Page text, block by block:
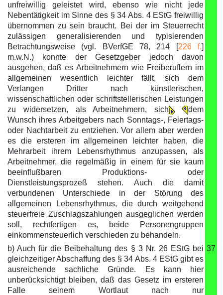
unfreiwillig geleistet wird, ebenso wie nicht jede
Nebentätigkeit im Sinne des § 34 Abs. 4 EStG freiwillig
übernommen zu sein braucht. Bei der im Steuerrecht
zulässigen generalisierenden und typisierenden
Betrachtungsweise (vgl. BVerfGE 78, 214 [226 f.]
m.w.N.) konnte der Gesetzgeber jedoch davon
ausgehen, daß es Arbeitnehmern wie Freiberuflern im
allgemeinen wesentlich leichter fällt, sich dem
Verlangen Dritter nach künstlerischen,
wissenschaftlichen oder schriftstellerischen Leistungen
zu widersetzen, als Arbeitnehmern, sich
dem
Wunsch ihres Arbeitgebers nach Sonntags-, Feiertags-
oder Nachtarbeit zu entziehen. Vor allem aber werden
es die ersteren im allgemeinen leichter haben, die
Mehrarbeit ihrem Lebensrhythmus anzupassen, als
Arbeitnehmer, die regelmäßig in einem für sie kaum
beeinflußbaren Produktions- oder
Dienstleistungsprozeß stehen. Auch die damit
verbundenen Unterschiede in der Störung des
allgemeinen Lebensrhythmus, die durch weitgehend
steuerfreie Zuschlagszahlungen ausgeglichen werden
soll, rechtfertigen es, beide Personengruppen
einkommensteuerlich verschieden zu behandeln.
b) Auch für die Beibehaltung des § 3 Nr. 26 EStG bei
gleichzeitiger Abschaffung des § 34 Abs. 4 EStG gibt es
ausreichende sachliche Gründe. Es kann hier
unberücksichtigt bleiben, daß das Gesetz im ersteren
Falle seinem Wortlaut nach nur
37